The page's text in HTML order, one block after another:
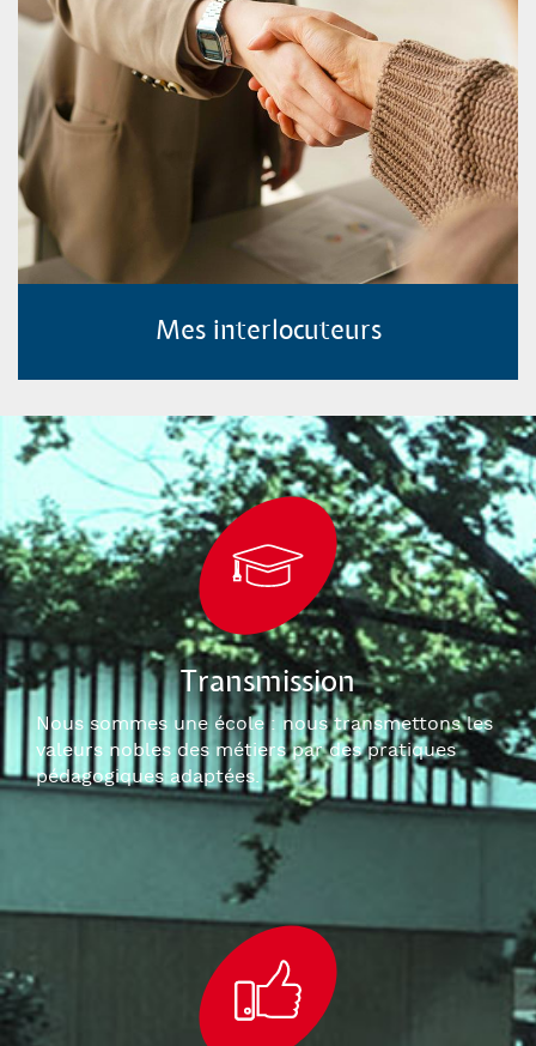
Mes interlocuteurs
Transmission
Nous sommes une école : nous transmettons les
valeurs nobles des métiers par des pratiques
pédagogiques adaptées.